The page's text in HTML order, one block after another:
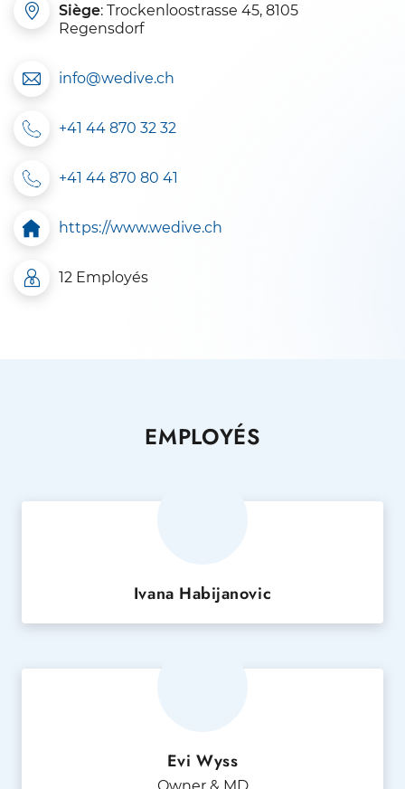
Siège: Trockenloostrasse 45, 8105
Regensdorf
info@wedive.ch
+41 44 870 32 32
+41 44 870 80 41
https://www.wedive.ch
12 Employés
EMPLOYÉS
Ivana Habijanovic
Evi Wyss